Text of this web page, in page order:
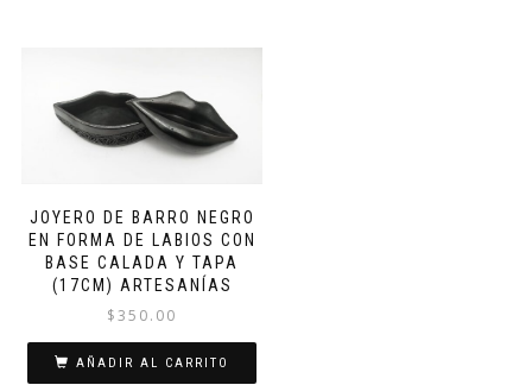
JOYERO DE BARRO NEGRO
EN FORMA DE LABIOS CON
BASE CALADA Y TAPA
(17CM) ARTESANÍAS
$350.00
AÑADIR AL CARRITO